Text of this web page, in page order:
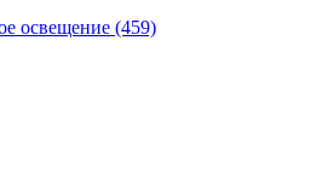
освещение (459)